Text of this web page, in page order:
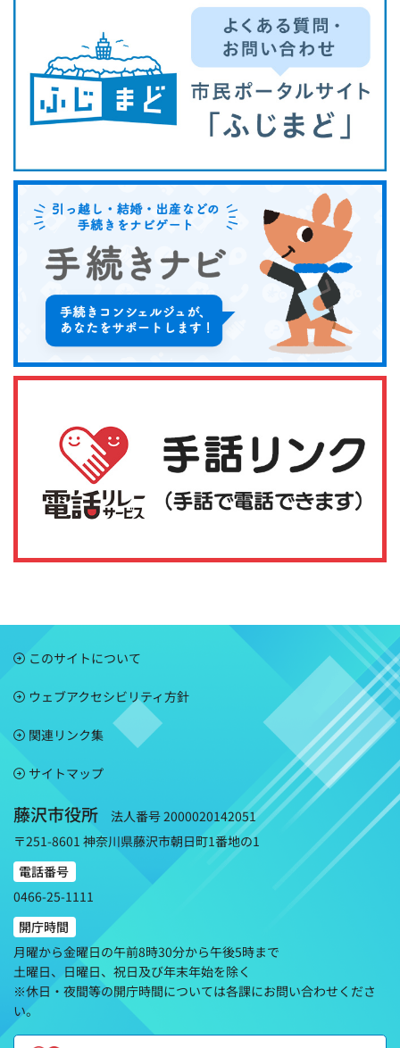
このサイトについて
ウェブアクセシビリティ方針
関連リンク集
サイトマップ
藤沢市役所
法人番号 2000020142051
〒251-8601 神奈川県藤沢市朝日町1番地の1
電話番号
0466-25-1111
開庁時間
月曜から金曜日の午前8時30分から午後5時まで
土曜日、日曜日、祝日及び年末年始を除く
※休日・夜間等の開庁時間については各課にお問い合わせくださ
い。